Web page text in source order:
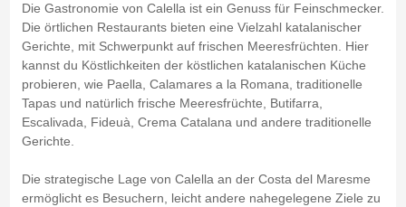
Die Gastronomie von Calella ist ein Genuss für Feinschmecker.
Die örtlichen Restaurants bieten eine Vielzahl katalanischer
Gerichte, mit Schwerpunkt auf frischen Meeresfrüchten. Hier
kannst du Köstlichkeiten der köstlichen katalanischen Küche
probieren, wie Paella, Calamares a la Romana, traditionelle
Tapas und natürlich frische Meeresfrüchte, Butifarra,
Escalivada, Fideuà, Crema Catalana und andere traditionelle
Gerichte.
Die strategische Lage von Calella an der Costa del Maresme
ermöglicht es Besuchern, leicht andere nahegelegene Ziele zu